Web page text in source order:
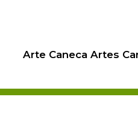
Arte Caneca Artes